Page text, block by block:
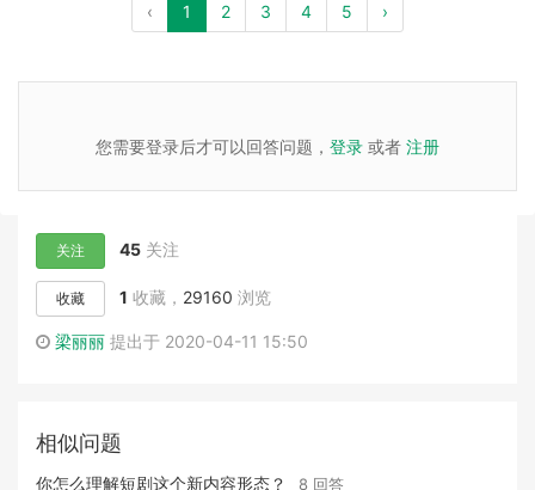
‹ 1 2 3 4 5 ›
您需要登录后才可以回答问题， 登录 或者 注册
关注 45 关注
收藏 1 收藏， 29160 浏览
梁丽丽 提出于 2020-04-11 15:50
相似问题
你怎么理解短剧这个新内容形态？ 8 回答